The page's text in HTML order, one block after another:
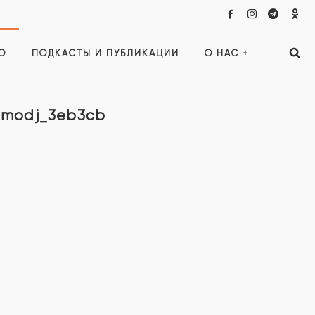
ПОДКАСТЫ И ПУБЛИКАЦИИ О НАС +